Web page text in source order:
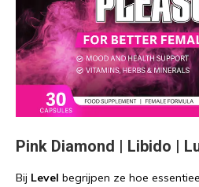
Pink Diamond | Libido |
Bij Level begrijpen ze hoe